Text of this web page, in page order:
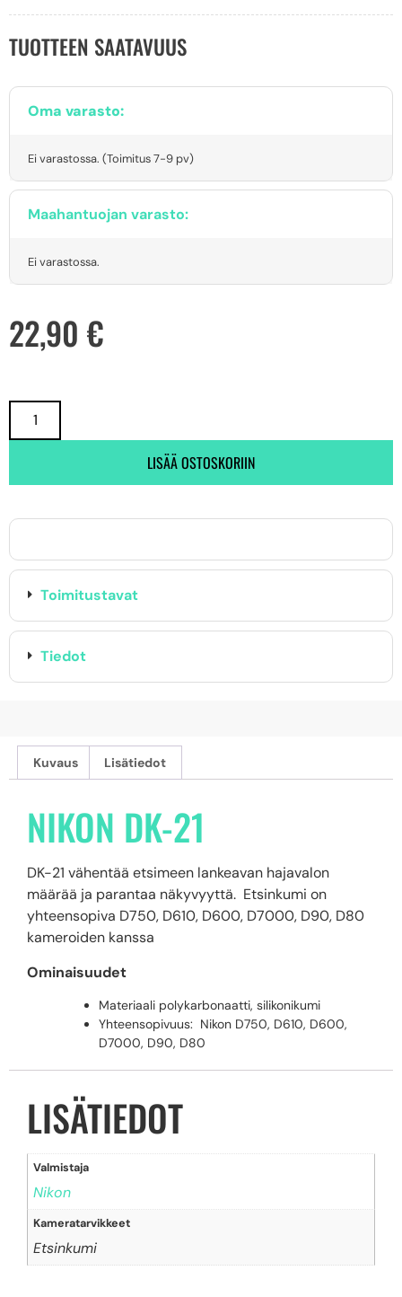
TUOTTEEN SAATAVUUS
Oma varasto:
Ei varastossa. (Toimitus 7-9 pv)
Maahantuojan varasto:
Ei varastossa.
22,90 €
LISÄÄ OSTOSKORIIN
Toimitustavat
Tiedot
Kuvaus Lisätiedot
NIKON DK-21
DK-21 vähentää etsimeen lankeavan hajavalon
määrää ja parantaa näkyvyyttä. Etsinkumi on
yhteensopiva D750, D610, D600, D7000, D90, D80
kameroiden kanssa
Ominaisuudet
Materiaali polykarbonaatti, silikonikumi
Yhteensopivuus: Nikon D750, D610, D600,
D7000, D90, D80
LISÄTIEDOT
Valmistaja
Nikon
Kameratarvikkeet
Etsinkumi